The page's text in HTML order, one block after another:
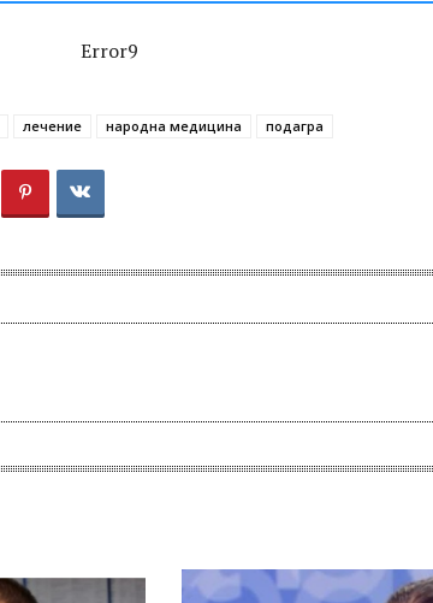
Error9
лечение народна медицина подагра